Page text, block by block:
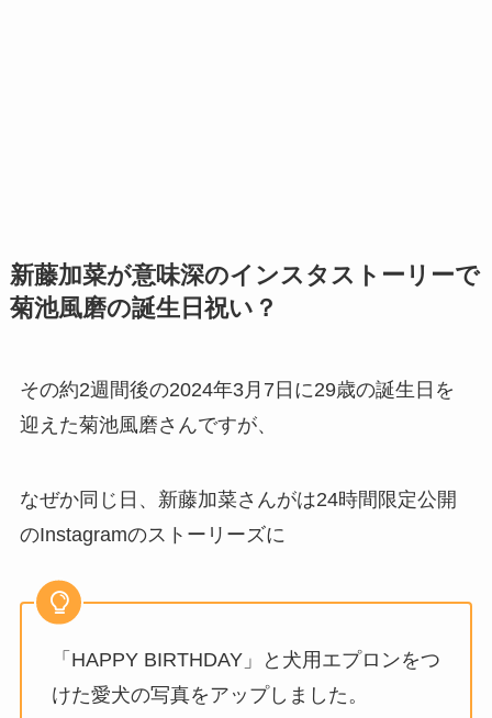
新藤加菜が意味深のインスタストーリーで
菊池風磨の誕生日祝い？
その約2週間後の2024年3月7日に29歳の誕生日を
迎えた菊池風磨さんですが、
なぜか同じ日、新藤加菜さんがは24時間限定公開
のInstagramのストーリーズに
「HAPPY BIRTHDAY」と犬用エプロンをつ
けた愛犬の写真をアップしました。